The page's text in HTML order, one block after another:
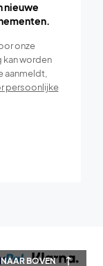
NAAR BOVEN
nieuwe
onze
kan worden
aanmeldt,
persoonlijke